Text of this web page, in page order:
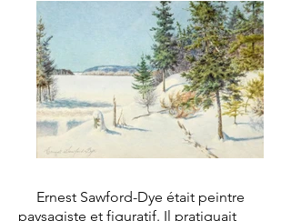
Ernest Sawford-Dye était peintre
paysagiste et figuratif. Il pratiquait